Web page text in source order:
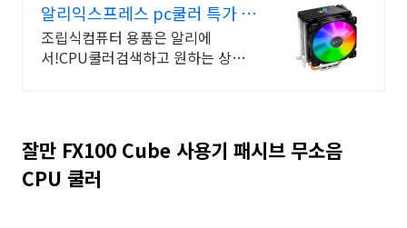
알리익스프레스 pc쿨러 특가 알
리익스프레스, pc쿨러
조립식컴퓨터 용품은 알리에
서!CPU쿨러검색하고 원하는 상품
잘만 FX100 Cube 사용기 패시브 무소음
CPU 쿨러